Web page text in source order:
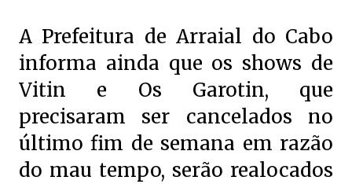
A Prefeitura de Arraial do Cabo
informa ainda que os shows de
Vitin e Os Garotin, que
precisaram ser cancelados no
último fim de semana em razão
do mau tempo, serão realocados